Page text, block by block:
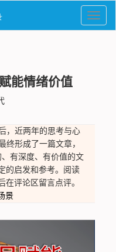
能情绪价值
，近两年的思考与心
终形成了一篇文章，
有深度、有价值的文
的启发和参考。阅读
在评论区留言点评。
景